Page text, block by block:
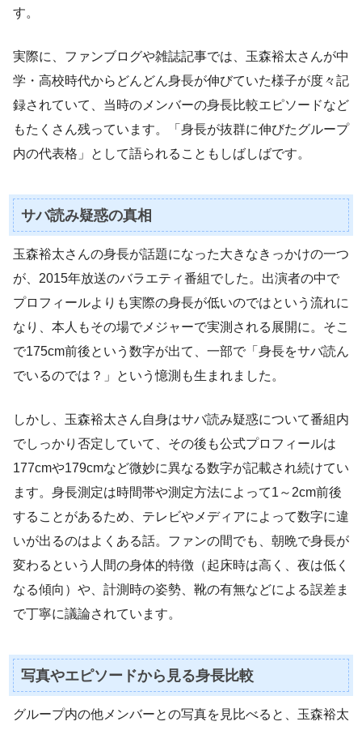
す。
実際に、ファンブログや雑誌記事では、玉森裕太さんが中
学・高校時代からどんどん身長が伸びていた様子が度々記
録されていて、当時のメンバーの身長比較エピソードなど
もたくさん残っています。「身長が抜群に伸びたグループ
内の代表格」として語られることもしばしばです。
サバ読み疑惑の真相
玉森裕太さんの身長が話題になった大きなきっかけの一つ
が、2015年放送のバラエティ番組でした。出演者の中で
プロフィールよりも実際の身長が低いのではという流れに
なり、本人もその場でメジャーで実測される展開に。そこ
で175cm前後という数字が出て、一部で「身長をサバ読ん
でいるのでは？」という憶測も生まれました。
しかし、玉森裕太さん自身はサバ読み疑惑について番組内
でしっかり否定していて、その後も公式プロフィールは
177cmや179cmなど微妙に異なる数字が記載され続けてい
ます。身長測定は時間帯や測定方法によって1～2cm前後
することがあるため、テレビやメディアによって数字に違
いが出るのはよくある話。ファンの間でも、朝晩で身長が
変わるという人間の身体的特徴（起床時は高く、夜は低く
なる傾向）や、計測時の姿勢、靴の有無などによる誤差ま
で丁寧に議論されています。
写真やエピソードから見る身長比較
グループ内の他メンバーとの写真を見比べると、玉森裕太